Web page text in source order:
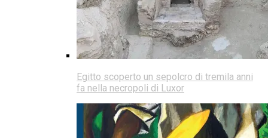
Egitto scoperto un sepolcro di tremila anni
fa nella necropoli di Luxor